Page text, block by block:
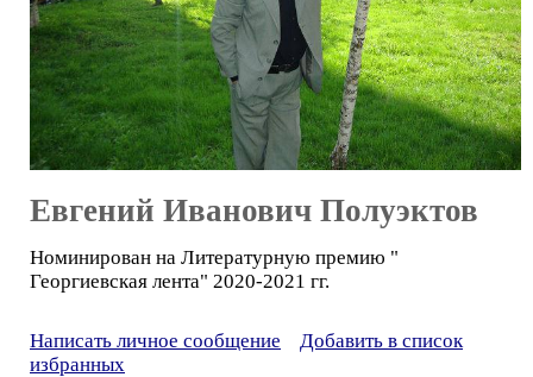
Евгений Иванович Полуэктов
Номинирован на Литературную премию "
Георгиевская лента" 2020-2021 гг.
Написать личное сообщение
Добавить в список
избранных